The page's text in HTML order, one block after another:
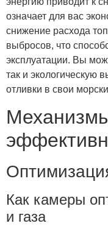
означает для вас
снижение расхода
выбросов, что
эксплуатации. Вы
так и экологическую
отливки в свои
Как камеры
и газа